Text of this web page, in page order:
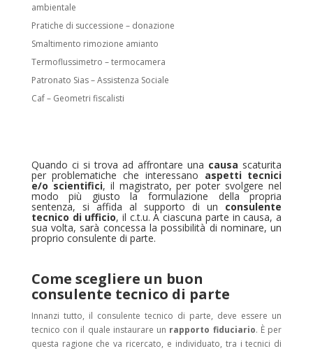
ambientale
Pratiche di successione – donazione
Smaltimento rimozione amianto
Termoflussimetro – termocamera
Patronato Sias – Assistenza Sociale
Caf – Geometri fiscalisti
Quando ci si trova ad affrontare una causa scaturita
per problematiche che interessano aspetti tecnici
e/o scientifici, il magistrato, per poter svolgere nel
modo più giusto la formulazione della propria
sentenza, si affida al supporto di un consulente
tecnico di ufficio, il c.t.u. A ciascuna parte in causa, a
sua volta, sarà concessa la possibilità di nominare, un
proprio consulente di parte.
Come scegliere un buon
consulente tecnico di parte
Innanzi tutto, il consulente tecnico di parte, deve essere un
tecnico con il quale instaurare un rapporto fiduciario. È per
questa ragione che va ricercato, e individuato, tra i tecnici di